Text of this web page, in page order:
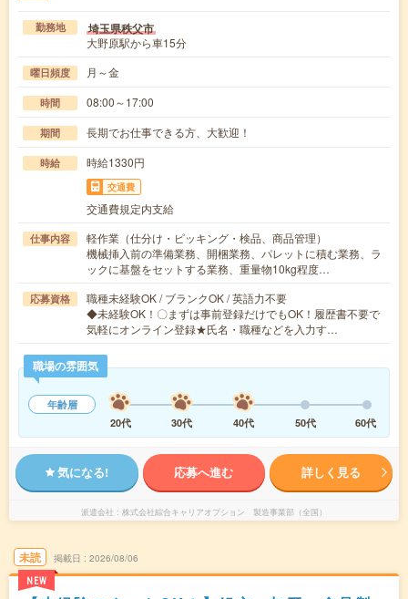
勤務地 埼玉県秩父市
大野原駅から車15分
曜日頻度 月～金
時間 08:00～17:00
期間 長期でお仕事できる方、大歓迎！
時給 時給1330円
交通費
交通費規定内支給
仕事内容
軽作業（仕分け・ピッキング・検品、商品管理）
機械挿入前の準備業務、開梱業務、パレットに積む業務、ラ
ックに基盤をセットする業務、重量物10kg程度…
応募資格
職種未経験OK / ブランクOK / 英語力不要
◆未経験OK！〇まずは事前登録だけでもOK！履歴書不要で
気軽にオンライン登録★氏名・職種などを入力す…
職場の雰囲気
年齢層
20代
30代 40代 50代 60代
気になる! 応募へ進む 詳しく見る
派遣会社 株式会社綜合キャリアオプション 製造事業部（全国）
未読
NEW
掲載日 2026/08/06